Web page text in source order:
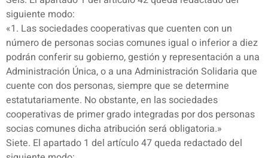
siguiente modo:
«1. Las sociedades cooperativas que cuenten con un
número de personas socias comunes igual o inferior a diez
podrán conferir su gobierno, gestión y representación a una
Administración Única, o a una Administración Solidaria que
cuente con dos personas, siempre que se determine
estatutariamente. No obstante, en las sociedades
cooperativas de primer grado integradas por dos personas
socias comunes dicha atribución será obligatoria.»
Siete. El apartado 1 del artículo 47 queda redactado del